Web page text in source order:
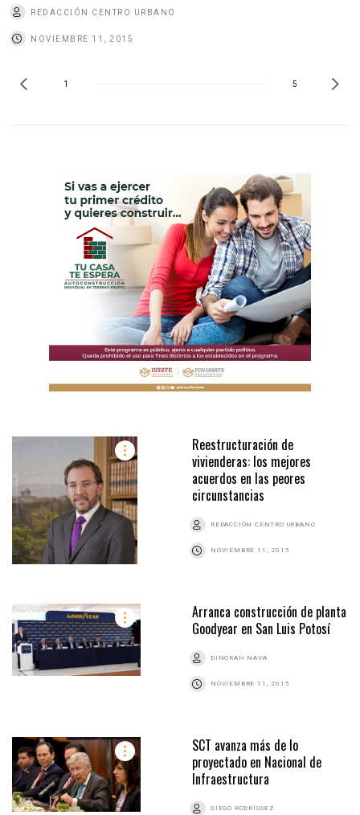
REDACCIÓN CENTRO URBANO
NOVIEMBRE 11, 2015
1 5
Reestructuración de
vivienderas: los mejores
acuerdos en las peores
circunstancias
REDACCIÓN CENTRO URBANO
NOVIEMBRE 11, 2015
Arranca construcción de planta
Goodyear en San Luis Potosí
DINORAH NAVA
NOVIEMBRE 11, 2015
SCT avanza más de lo
proyectado en Nacional de
Infraestructura
DIEGO RODRÍGUEZ